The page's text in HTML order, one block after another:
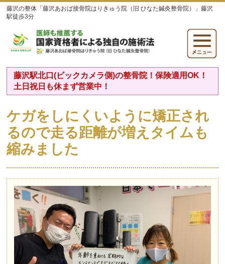
藤沢の整体「藤沢あおば接骨院はりきゅう院（旧 ひなた鍼灸整骨院）」藤沢
駅徒歩3分
藤沢駅北口(ビックカメラ側)の整骨院！保険適用OK！
土日祝日も休まず営業中！
ケガをしにくいように矯正され
るので走る距離が増えタイムも
縮みました